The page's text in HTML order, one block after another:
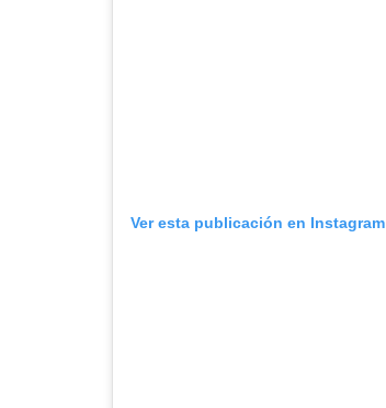
Ver esta publicación en Instagram